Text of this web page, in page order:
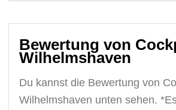
Bewertung von
Wilhelmshaven
Du kannst die Bewertung von
Wilhelmshaven unten sehen.